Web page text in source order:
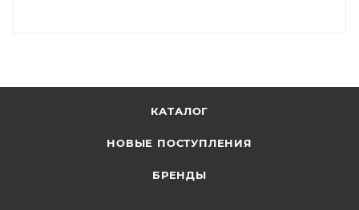
КАТАЛОГ
НОВЫЕ ПОСТУПЛЕНИЯ
БРЕНДЫ